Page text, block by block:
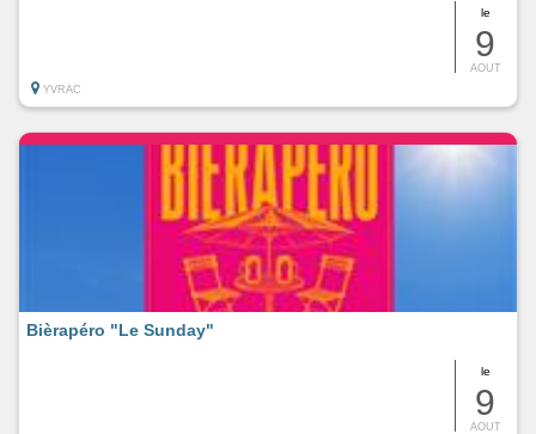
le
9
AOUT
YVRAC
le
9
AOUT
Bièrapéro "Le Sunday"